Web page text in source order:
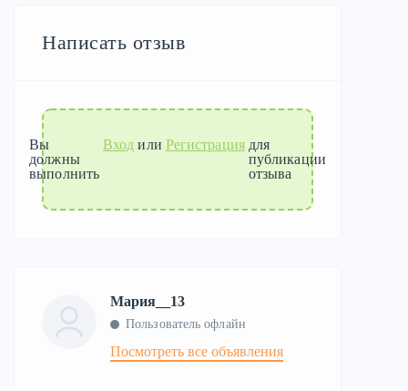
Написать отзыв
Вы
должны
выполнить
Вход или Регистрация для
публикации
отзыва
Мария__13
Пользователь офлайн
Посмотреть все объявления